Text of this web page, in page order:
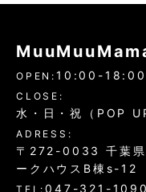
OPEN: 10:00-18:00
CLOSE:
水・日・祝（POP
ADRESS:
〒272-0033 千葉県
ークハウスB棟s-12
TEL:047-321-1090